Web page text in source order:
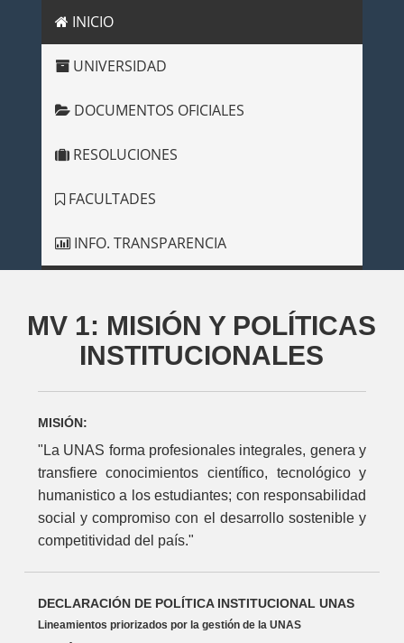
INICIO
UNIVERSIDAD
DOCUMENTOS OFICIALES
RESOLUCIONES
FACULTADES
INFO. TRANSPARENCIA
MV 1: MISIÓN Y POLÍTICAS
INSTITUCIONALES
MISIÓN:
"La UNAS forma profesionales integrales, genera y
transfiere conocimientos científico, tecnológico y
humanistico a los estudiantes; con responsabilidad
social y compromiso con el desarrollo sostenible y
competitividad del país."
DECLARACIÓN DE POLÍTICA INSTITUCIONAL UNAS
Lineamientos priorizados por la gestión de la UNAS